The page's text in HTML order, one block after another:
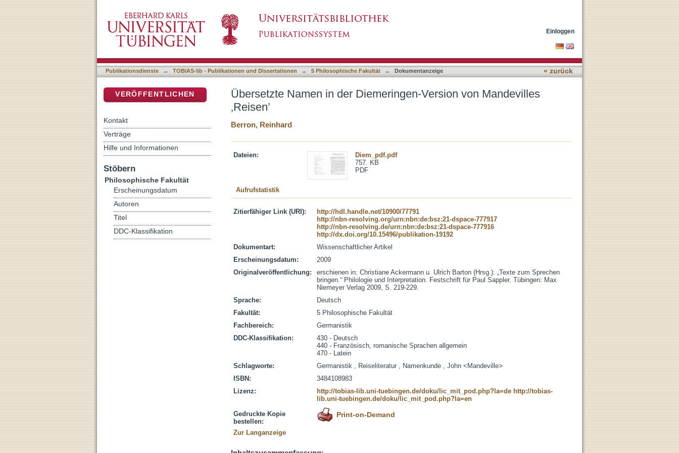
Einloggen
Publikationsdienste → TOBIAS-lib - Publikationen und Dissertationen → 5 Philosophische Fakultät → Dokumentanzeige « zurück
Übersetzte Namen in der Diemeringen-Version von Mandevilles
‚Reisen’
Berron, Reinhard
Dateien:
Diem_pdf.pdf
757. KB
PDF
Aufrufstatistik
Zitierfähiger Link (URI):
http://hdl.handle.net/10900/77791
http://nbn-resolving.org/urn:nbn:de:bsz:21-dspace-777917
http://nbn-resolving.de/urn:nbn:de:bsz:21-dspace-777916
http://dx.doi.org/10.15496/publikation-19192
Dokumentart:
Wissenschaftlicher Artikel
Erscheinungsdatum:
2009
Originalveröffentlichung:
erschienen in: Christiane Ackermann u. Ulrich Barton (Hrsg.): „Texte zum Sprechen
bringen.“ Philologie und Interpretation. Festschrift für Paul Sappler. Tübingen: Max
Niemeyer Verlag 2009, S. 219-229.
Sprache:
Deutsch
Fakultät:
5 Philosophische Fakultät
Fachbereich:
Germanistik
DDC-Klassifikation:
430 - Deutsch
440 - Französisch, romanische Sprachen allgemein
470 - Latein
Schlagworte:
Germanistik , Reiseliteratur , Namenkunde , John <Mandeville>
ISBN:
3484108983
Lizenz:
http://tobias-lib.uni-tuebingen.de/doku/lic_mit_pod.php?la=de http://tobias-
lib.uni-tuebingen.de/doku/lic_mit_pod.php?la=en
Gedruckte Kopie
bestellen:
Print-on-Demand
Zur Langanzeige
VERÖFFENTLICHEN
Kontakt
Verträge
Hilfe und Informationen
Stöbern
Philosophische Fakultät
Erscheinungsdatum
Autoren
Titel
DDC-Klassifikation